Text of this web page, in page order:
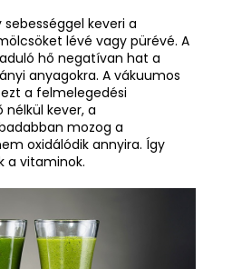
keveri a
lévé vagy pürévé. A
hő negatívan hat a
anyagokra. A vákuumos
a felmelegedési
kever, a
mozog a
oxidálódik annyira. Így
a vitaminok.